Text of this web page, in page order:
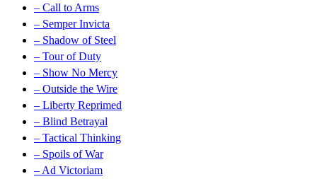
– Call to Arms
– Semper Invicta
– Shadow of Steel
– Tour of Duty
– Show No Mercy
– Outside the Wire
– Liberty Reprimed
– Blind Betrayal
– Tactical Thinking
– Spoils of War
– Ad Victoriam